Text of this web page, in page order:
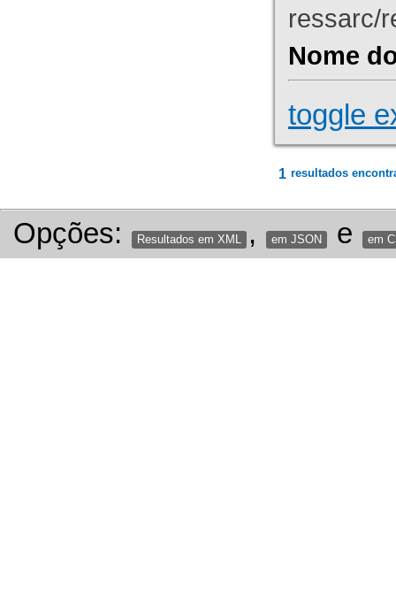
ressarc/
Nome
toggle
1 resultados
Opções: Resultados em XML , em JSON e em